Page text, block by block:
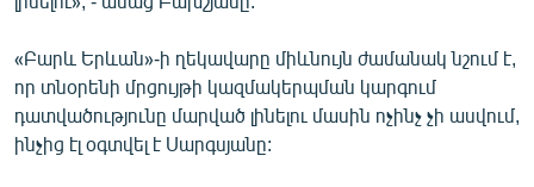
«Բարև Երևան»-ի ղեկավարը միևնույն ժամանակ նշում է,
որ տնօրենի մրցույթի կազմակերպման կարգում
դատվածությունը մարված լինելու մասին ոչինչ չի ասվում,
ինչից էլ օգտվել է Սարգսյանը: